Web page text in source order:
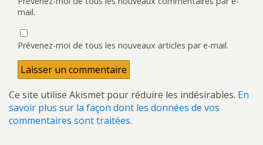
mail.
Prévenez-moi de tous les nouveaux articles par e-mail.
Ce site utilise Akismet pour réduire les indésirables. En
savoir plus sur la façon dont les données de vos
commentaires sont traitées.